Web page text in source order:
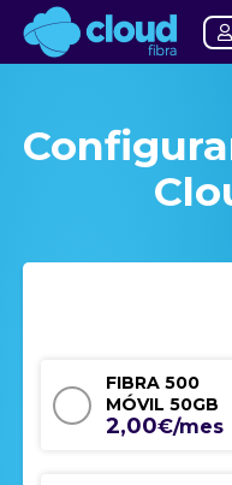
FIBRA 500
MÓVIL 50GB
2,00€/mes